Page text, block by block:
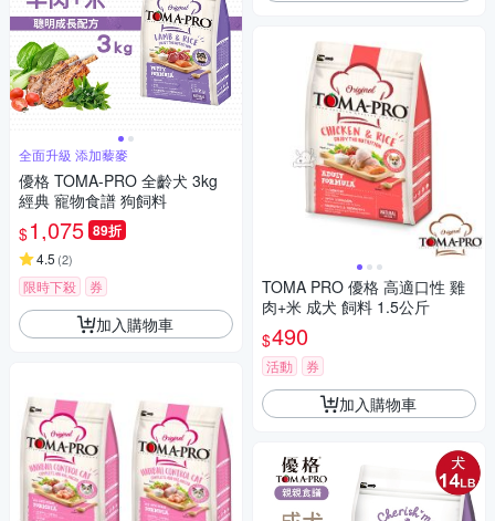
全面升級 添加藜麥
優格 TOMA-PRO 全齡犬 3kg
經典 寵物食譜 狗飼料
$1,075 89折
4.5 (2)
限時下殺 券
加入購物車
TOMA PRO 優格 高適口性 雞
肉+米 成犬 飼料 1.5公斤
$490
活動 券
加入購物車